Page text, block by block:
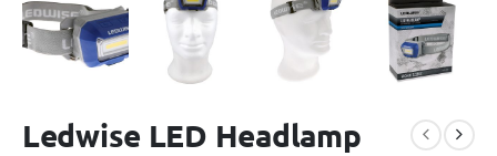
Ledwise LED Headlamp